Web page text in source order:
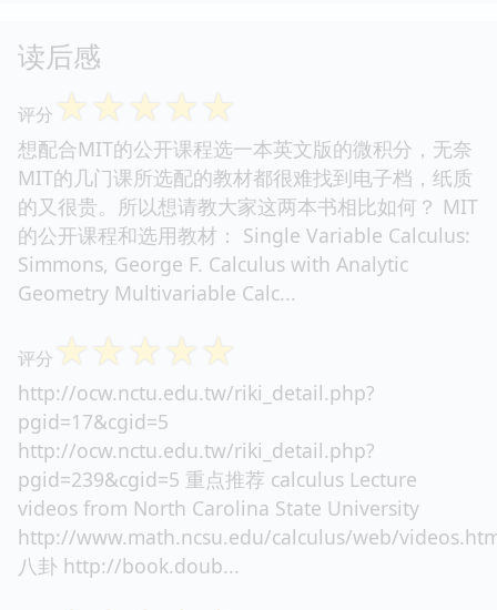
读后感
评分 ☆☆☆☆☆
想配合MIT的公开课程选一本英文版的微积分，无奈
MIT的几门课所选配的教材都很难找到电子档，纸质
的又很贵。所以想请教大家这两本书相比如何？ MIT
的公开课程和选用教材： Single Variable Calculus:
Simmons, George F. Calculus with Analytic
Geometry Multivariable Calc...
评分 ☆☆☆☆☆
http://ocw.nctu.edu.tw/riki_detail.php?
pgid=17&cgid=5
http://ocw.nctu.edu.tw/riki_detail.php?
pgid=239&cgid=5 重点推荐 calculus Lecture
videos from North Carolina State University
http://www.math.ncsu.edu/calculus/web/
八卦 http://book.doub...